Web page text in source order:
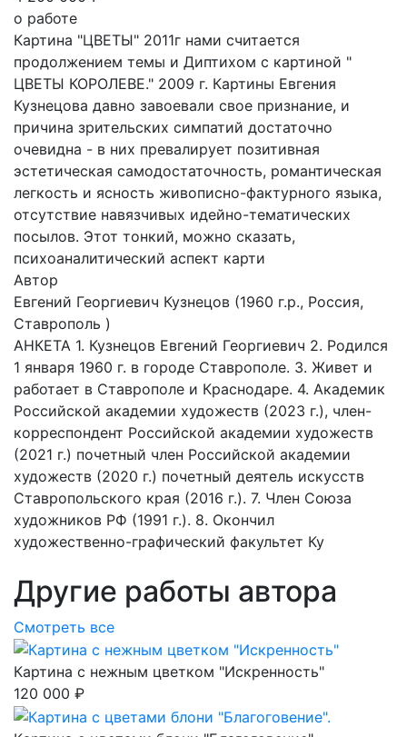
о работе
Картина "ЦВЕТЫ" 2011г нами считается
продолжением темы и Диптихом с картиной "
ЦВЕТЫ КОРОЛЕВЕ." 2009 г. Картины Евгения
Кузнецова давно завоевали свое признание, и
причина зрительских симпатий достаточно
очевидна - в них превалирует позитивная
эстетическая самодостаточность, романтическая
легкость и ясность живописно-фактурного языка,
отсутствие навязчивых идейно-тематических
посылов. Этот тонкий, можно сказать,
психоаналитический аспект карти
Автор
Евгений Георгиевич Кузнецов (1960 г.р., Россия,
Ставрополь )
АНКЕТА 1. Кузнецов Евгений Георгиевич 2. Родился
1 января 1960 г. в городе Ставрополе. 3. Живет и
работает в Ставрополе и Краснодаре. 4. Академик
Российской академии художеств (2023 г.), член-
корреспондент Российской академии художеств
(2021 г.) почетный член Российской академии
художеств (2020 г.) почетный деятель искусств
Ставропольского края (2016 г.). 7. Член Союза
художников РФ (1991 г.). 8. Окончил
художественно-графический факультет Ку
Другие работы автора
Смотреть все
Картина с нежным цветком "Искренность"
120 000 ₽